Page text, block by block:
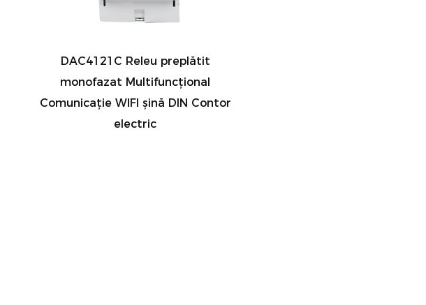
DAC4121C Releu preplătit
monofazat Multifuncțional
Comunicație WIFI șină DIN Contor
electric